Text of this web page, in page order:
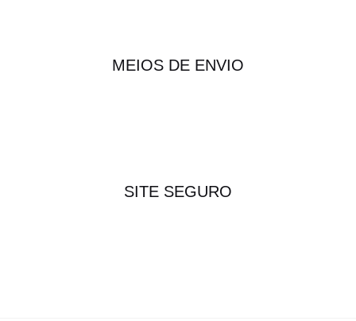
MEIOS DE ENVIO
SITE SEGURO